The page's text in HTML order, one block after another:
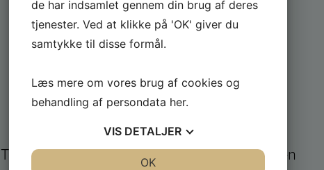
FÅ GODE TILBUD
Tilmeld dig og få løbende tilbud fra butikken
de har indsamlet gennem din brug af deres
tjenester. Ved at klikke på 'OK' giver du
samtykke til disse formål.
Læs mere om vores brug af cookies og
behandling af persondata her.
VIS DETALJER
OK